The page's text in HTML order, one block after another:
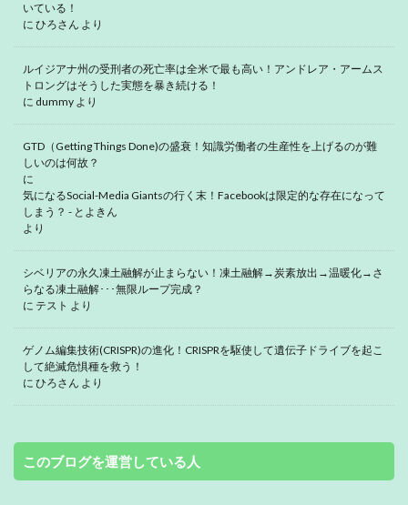
いている！
に ひろさん より
ルイジアナ州の受刑者の死亡率は全米で最も高い！アンドレア・アームス
トロングはそうした実態を暴き続ける！
に dummy より
GTD（Getting Things Done)の盛衰！知識労働者の生産性を上げるのが難
しいのは何故？
に
気になるSocial-Media Giantsの行く末！Facebookは限定的な存在になって
しまう？ - とよきん
より
シベリアの永久凍土融解が止まらない！凍土融解→炭素放出→温暖化→さ
らなる凍土融解･･･無限ループ完成？
に テスト より
ゲノム編集技術(CRISPR)の進化！CRISPRを駆使して遺伝子ドライブを起こ
して絶滅危惧種を救う！
に ひろさん より
このブログを運営している人